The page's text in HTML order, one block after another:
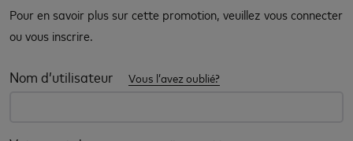
Pour en savoir plus sur cette promotion, veuillez vous connecter
ou vous inscrire.
Nom d’utilisateur Vous l’avez oublié?